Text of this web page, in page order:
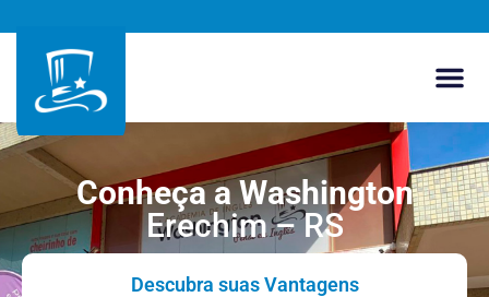
Conheça a Washington
Erechim – RS
Descubra suas Vantagens